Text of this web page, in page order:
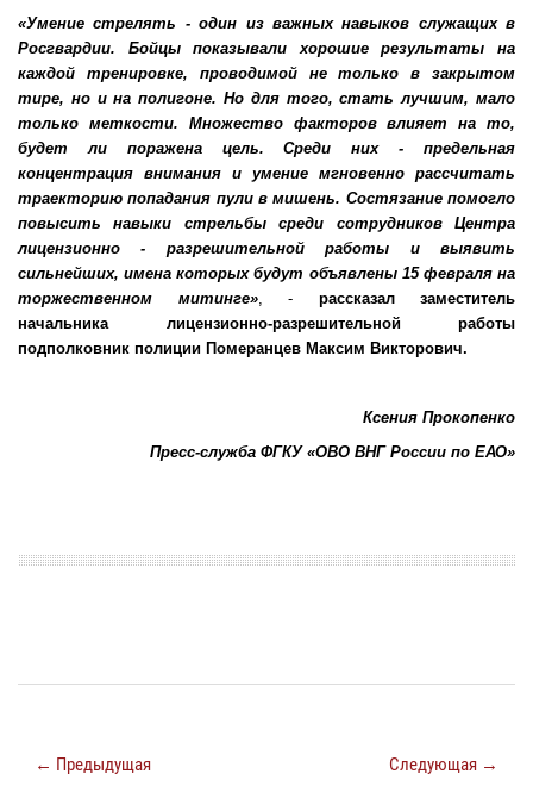
«Умение стрелять - один из важных навыков служащих в
Росгвардии. Бойцы показывали хорошие результаты на
каждой тренировке, проводимой не только в закрытом
тире, но и на полигоне. Но для того, стать лучшим, мало
только меткости. Множество факторов влияет на то,
будет ли поражена цель. Среди них - предельная
концентрация внимания и умение мгновенно рассчитать
траекторию попадания пули в мишень. Состязание помогло
повысить навыки стрельбы среди сотрудников Центра
лицензионно - разрешительной работы и выявить
сильнейших, имена которых будут объявлены 15 февраля на
торжественном митинге», - рассказал заместитель
начальника лицензионно-разрешительной работы
подполковник полиции Померанцев Максим Викторович.
Ксения Прокопенко
Пресс-служба ФГКУ «ОВО ВНГ России по ЕАО»
← Предыдущая Следующая →